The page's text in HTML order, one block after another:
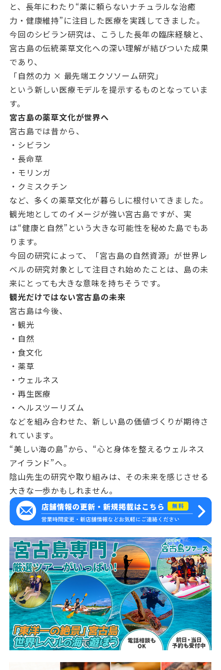
と、長年にわたり“薬に頼らないナチュラルな治癒
力・健康維持”に注目した医療を実践してきました。
今回のシビラン研究は、こうした長年の臨床経験と、
宮古島の伝統薬草文化への深い理解が結びついた成果
であり、
「自然の力 × 最先端エクソソーム研究」
という新しい医療モデルを提示するものとなっていま
す。
宮古島の薬草文化が世界へ
宮古島では昔から、
・シビラン
・長命草
・モリンガ
・クミスクチン
など、多くの薬草文化が暮らしに根付いてきました。
観光地としてのイメージが強い宮古島ですが、実
は“健康と自然”という大きな可能性を秘めた島でもあ
ります。
今回の研究によって、「宮古島の自然資源」が世界レ
ベルの研究対象として注目され始めたことは、島の未
来にとっても大きな意味を持ちそうです。
観光だけではない宮古島の未来
宮古島は今後、
・観光
・自然
・食文化
・薬草
・ウェルネス
・再生医療
・ヘルスツーリズム
などを組み合わせた、新しい島の価値づくりが期待さ
れています。
“美しい海の島”から、“心と身体を整えるウェルネス
アイランド”へ。
陰山先生の研究や取り組みは、その未来を感じさせる
大きな一歩かもしれません。